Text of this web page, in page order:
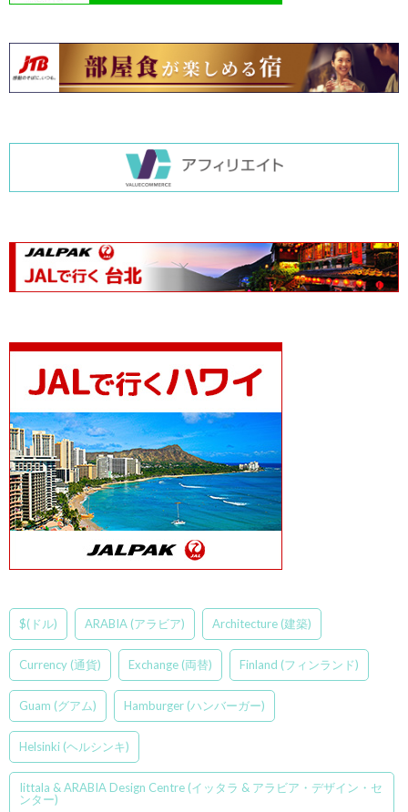
$(ドル) ARABIA (アラビア) Architecture (建築)
Currency (通貨) Exchange (両替) Finland (フィンランド)
Guam (グアム) Hamburger (ハンバーガー)
Helsinki (ヘルシンキ)
Iittala & ARABIA Design Centre (イッタラ & アラビア・デザイン・セ
ンター)